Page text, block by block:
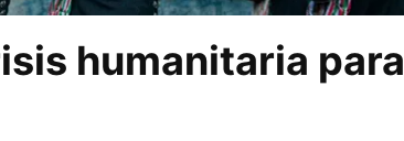
humanitaria para